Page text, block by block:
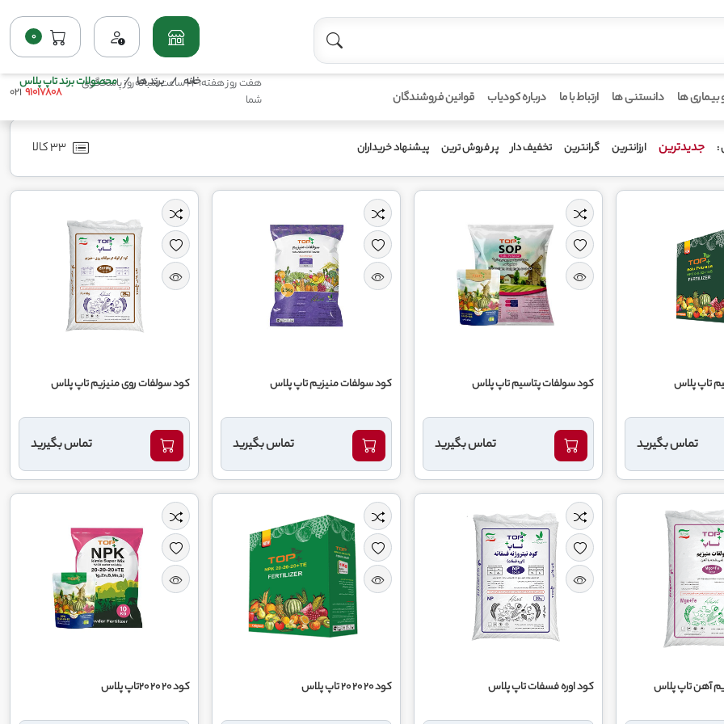
0
بیماری ها دانستنی ها ارتباط با ما درباره کودیاب قوانین فروشندگان
هفت روز هفته، 24 ساعت شبانه‌روز پاسخگوی
شما
91017808
021
خانه برند ها محصولات برند تاپ پلاس
: جدیدترین ارزانترین گرانترین تخفیف دار پر فروش ترین پیشنهاد خریداران 33 کالا
تماس بگیرید
کود سولفات پتاسیم تاپ پلاس
تماس بگیرید
کود سولفات منیزیم تاپ پلاس
تماس بگیرید
کود سولفات روی منیزیم تاپ پلاس
تماس بگیرید
کود اوره فسفات تاپ پلاس کود 20 20 20 تاپ پلاس کود 20 20 20تاپ پلاس